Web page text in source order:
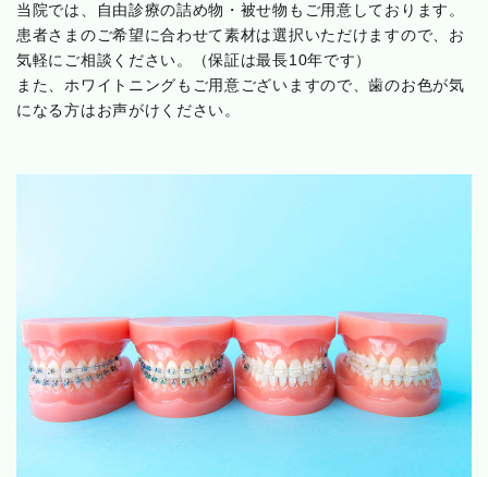
当院では、自由診療の詰め物・被せ物もご用意しております。
患者さまのご希望に合わせて素材は選択いただけますので、お
気軽にご相談ください。（保証は最長10年です）
また、ホワイトニングもご用意ございますので、歯のお色が気
になる方はお声がけください。